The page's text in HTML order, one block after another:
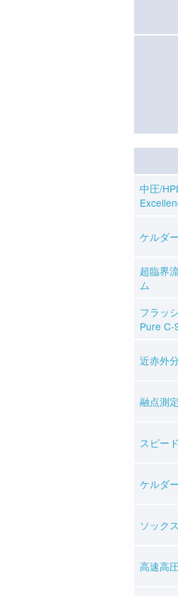
中圧/
ケルダ
超臨界
ム
フラッ
Pure C-
近赤外
融点測
スピー
ケルダ
ソック
高速高